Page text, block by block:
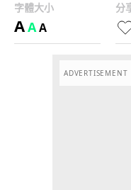
字體大小
AAA
分
ADVERTISEMENT